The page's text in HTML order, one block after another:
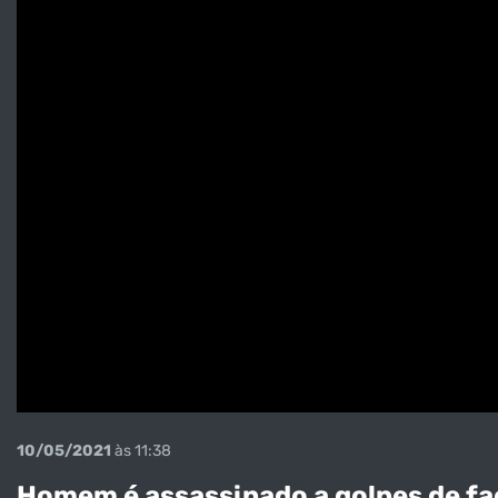
10/05/2021 às 11:38